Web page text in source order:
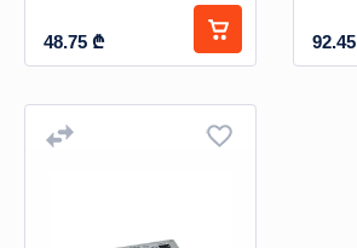
ბრენდი
Techtouch
48.75 ₾ 92.45